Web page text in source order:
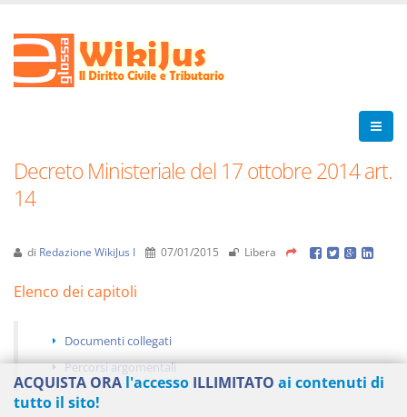
Decreto Ministeriale del 17 ottobre 2014 art.
14
di Redazione WikiJus I 07/01/2015 Libera
Elenco dei capitoli
Documenti collegati
Percorsi argomentali
ACQUISTA ORA l'accesso ILLIMITATO ai contenuti di
tutto il sito!